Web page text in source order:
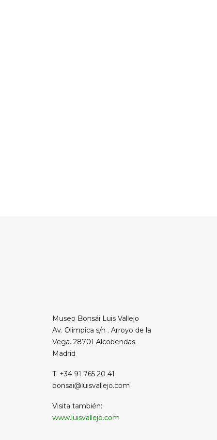
Museo Bonsái Luis Vallejo
Av. Olimpica s/n . Arroyo de la
Vega. 28701 Alcobendas.
Madrid
T. +34 91 765 20 41
bonsai@luisvallejo.com
Visita también:
www.luisvallejo.com